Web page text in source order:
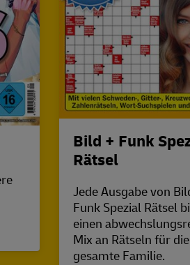
Bild + Funk
Rätsel
Jede Ausgabe von
Funk Spezial Rätsel
einen
Mix an Rätseln für die
gesamte Familie.